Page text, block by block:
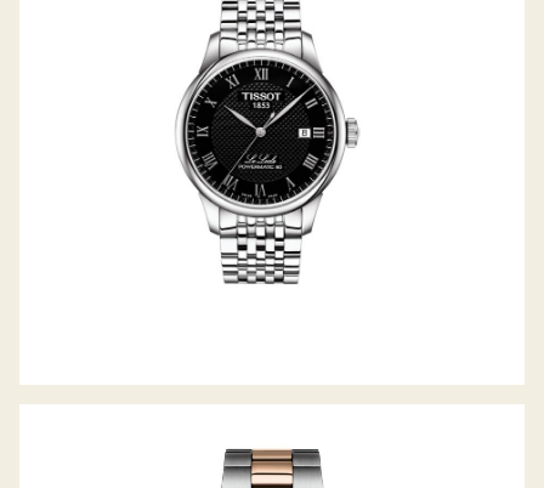
TISSOT LE LOCLE POWERMATIC 80